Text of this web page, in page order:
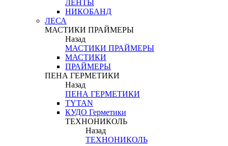
ЛЕНТЫ
НИКОБАНД
ЛЕСА
МАСТИКИ ПРАЙМЕРЫ
Назад
МАСТИКИ ПРАЙМЕРЫ
МАСТИКИ
ПРАЙМЕРЫ
ПЕНА ГЕРМЕТИКИ
Назад
ПЕНА ГЕРМЕТИКИ
TYTAN
КУДО Герметики
ТЕХНОНИКОЛЬ
Назад
ТЕХНОНИКОЛЬ